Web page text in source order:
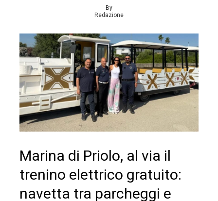
By
Redazione
Marina di Priolo, al via il
trenino elettrico gratuito:
navetta tra parcheggi e